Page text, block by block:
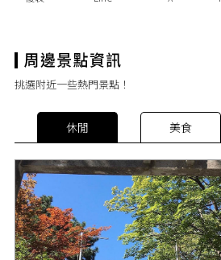
挑選附近一些熱門景點！
休閒 美食